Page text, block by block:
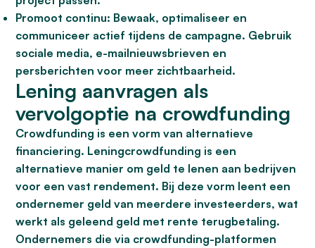
Promoot continu: Bewaak, optimaliseer en
communiceer actief tijdens de campagne. Gebruik
sociale media, e-mailnieuwsbrieven en
persberichten voor meer zichtbaarheid.
Lening aanvragen als
vervolgoptie na crowdfunding
Crowdfunding is een vorm van alternatieve
financiering. Leningcrowdfunding is een
alternatieve manier om geld te lenen aan bedrijven
voor een vast rendement. Bij deze vorm leent een
ondernemer geld van meerdere investeerders, wat
werkt als geleend geld met rente terugbetaling.
Ondernemers die via crowdfunding-platformen